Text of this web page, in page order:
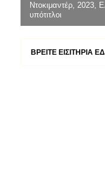
Ντοκιμαντέρ, 2023,
υπότιτλοι
ΒΡΕΊΤΕ ΕΙΣΙΤΉΡΙΑ